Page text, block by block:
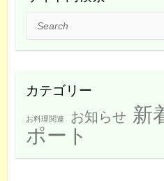
は
ち
ら
Search
カテゴリー
お料理関連 お知らせ 新
ポート